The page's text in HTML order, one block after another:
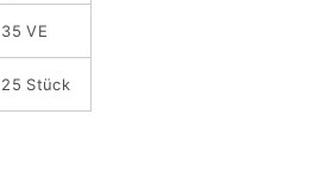
35 VE
25 Stück